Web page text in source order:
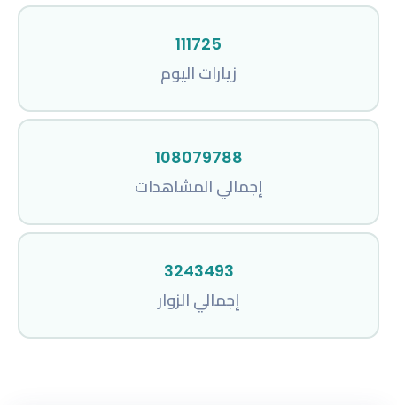
111725
زيارات اليوم
108079788
إجمالي المشاهدات
3243493
إجمالي الزوار